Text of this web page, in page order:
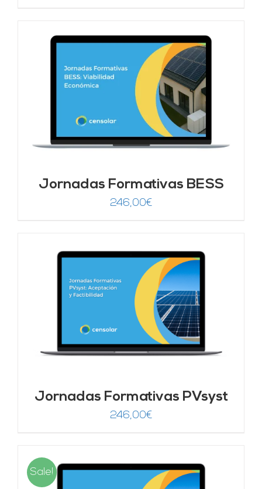
Jornadas Formativas BESS
246,00€
Jornadas Formativas PVsyst
246,00€
Sale!